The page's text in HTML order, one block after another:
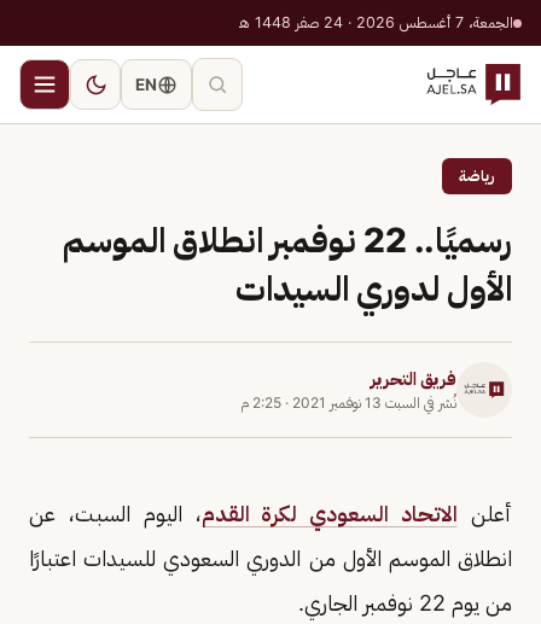
الجمعة، 7 أغسطس 2026 · 24 صفر 1448 هـ
EN
رياضة
رسميًا.. 22 نوفمبر انطلاق الموسم
الأول لدوري السيدات
فريق التحرير
نُشر في السبت 13 نوفمبر 2021 · 2:25 م
أعلن الاتحاد السعودي لكرة القدم، اليوم السبت، عن
انطلاق الموسم الأول من الدوري السعودي للسيدات اعتبارًا
من يوم 22 نوفمبر الجاري.